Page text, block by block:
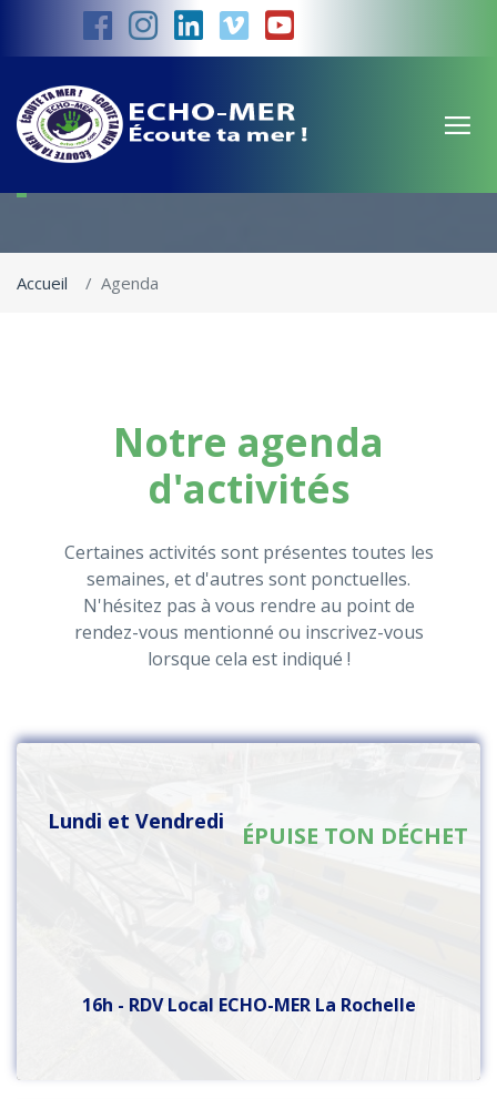
Agenda
Accueil Agenda
Notre agenda
d'activités
Certaines activités sont présentes toutes les
semaines, et d'autres sont ponctuelles.
N'hésitez pas à vous rendre au point de
rendez-vous mentionné ou inscrivez-vous
lorsque cela est indiqué !
Lundi et Vendredi ÉPUISE TON DÉCHET
16h - RDV Local ECHO-MER La Rochelle